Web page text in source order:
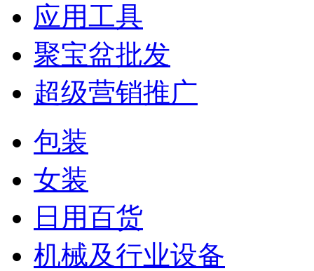
应用工具
聚宝盆批发
超级营销推广
包装
女装
日用百货
机械及行业设备